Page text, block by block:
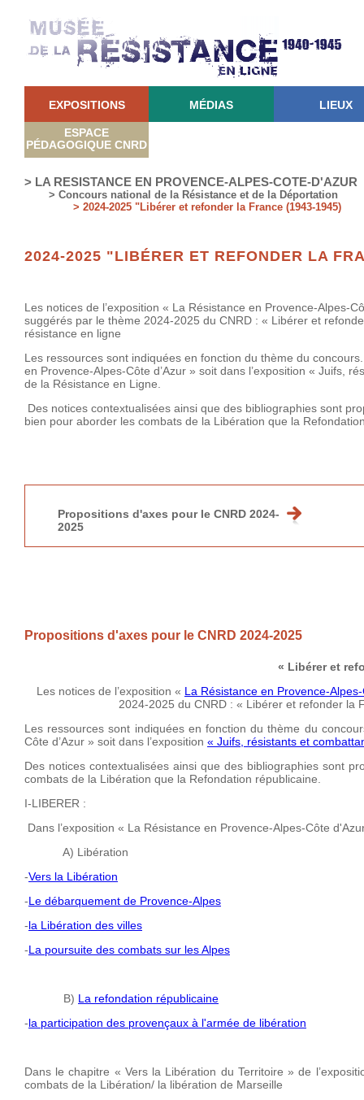
EXPOSITIONS MÉDIAS LIEUX
ESPACE
PÉDAGOGIQUE CNRD
> LA RESISTANCE EN PROVENCE-ALPES-COTE-D'AZUR
> Concours national de la Résistance et de la Déportation
> 2024-2025 "Libérer et refonder la France (1943-1945)
2024-2025 "LIBÉRER ET REFONDER LA
Les notices de l’exposition « La Résistance en Provence-Alpes-
suggérés par le thème 2024-2025 du CNRD : « Libérer et
résistance en ligne
Les ressources sont indiquées en fonction du thème du
en Provence-Alpes-Côte d’Azur » soit dans l’exposition « Juifs,
de la Résistance en Ligne.
Des notices contextualisées ainsi que des bibliographies sont
bien pour aborder les combats de la Libération que la
Propositions d'axes pour le CNRD 2024-
2025
Propositions d'axes pour le CNRD 2024-2025
« Libérer et
Les notices de l’exposition « La Résistance en Provence-Alpes-
2024-2025 du CNRD : « Libérer et refonder la
Les ressources sont indiquées en fonction du thème du
Côte d’Azur » soit dans l’exposition « Juifs, résistants et
Des notices contextualisées ainsi que des bibliographies sont
combats de la Libération que la Refondation républicaine.
I-LIBERER :
Dans l’exposition « La Résistance en Provence-Alpes-Côte
A) Libération
-Vers la Libération
-Le débarquement de Provence-Alpes
-la Libération des villes
-La poursuite des combats sur les Alpes
B) La refondation républicaine
-la participation des provençaux à l'armée de libération
Dans le chapitre « Vers la Libération du Territoire » de
combats de la Libération/ la libération de Marseille